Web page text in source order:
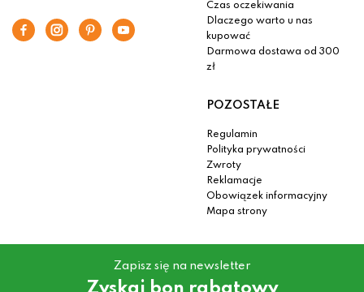
Czas oczekiwania
Dlaczego warto u nas
kupować
Darmowa dostawa od 300
zł
POZOSTAŁE
Regulamin
Polityka prywatności
Zwroty
Reklamacje
Obowiązek informacyjny
Mapa strony
Zapisz się na newsletter